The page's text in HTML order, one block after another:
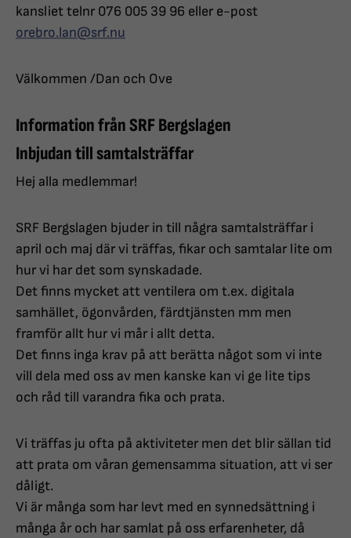
kansliet telnr 076 005 39 96 eller e-post
orebro.lan@srf.nu
Välkommen /Dan och Ove
Information från SRF Bergslagen
Inbjudan till samtalsträffar
Hej alla medlemmar!
SRF Bergslagen bjuder in till några samtalsträffar i
april och maj där vi träffas, fikar och samtalar lite om
hur vi har det som synskadade.
Det finns mycket att ventilera om t.ex. digitala
samhället, ögonvården, färdtjänsten mm men
framför allt hur vi mår i allt detta.
Det finns inga krav på att berätta något som vi inte
vill dela med oss av men kanske kan vi ge lite tips
och råd till varandra fika och prata.
Vi träffas ju ofta på aktiviteter men det blir sällan tid
att prata om våran gemensamma situation, att vi ser
dåligt.
Vi är många som har levt med en synnedsättning i
många år och har samlat på oss erfarenheter, då